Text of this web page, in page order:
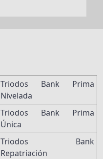
Triodos Bank Prima
Nivelada
Triodos Bank Prima
Única
Triodos Bank
Repatriación